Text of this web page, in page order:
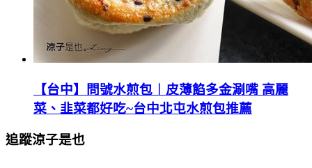
【台中】問號水煎包︱皮薄餡多金涮嘴 高麗
菜、韭菜都好吃~台中北屯水煎包推薦
追蹤涼子是也